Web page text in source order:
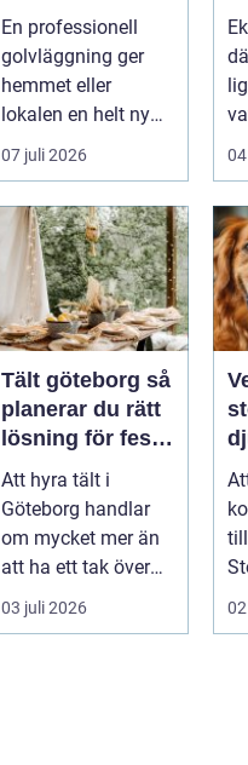
ett hållbart golv
En professionell
golvläggning ger
hemmet eller
lokalen en helt ny
känsla. Rätt
materi...
07 juli 2026
Tält göteborg så
planerar du rätt
lösning för fest
och event
Att hyra tält i
Göteborg handlar
om mycket mer än
att ha ett tak över
huvudet. Ett
genomtänkt tält s...
03 juli 2026